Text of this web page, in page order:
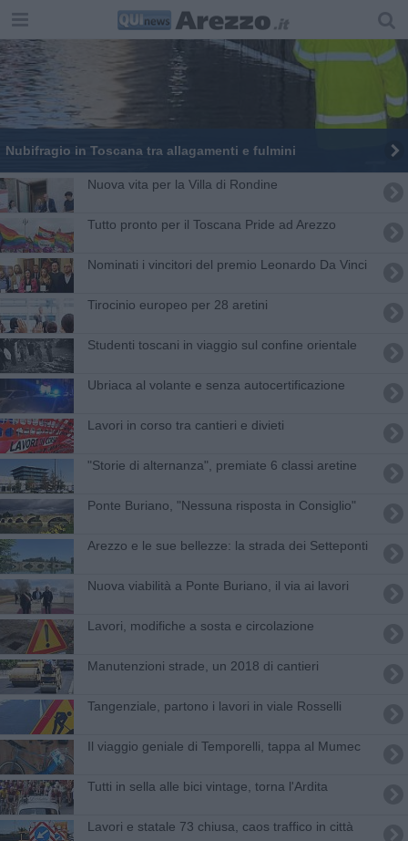
Nubifragio in Toscana tra allagamenti e fulmini
​Nuova vita per la Villa di Rondine
Tutto pronto per il Toscana Pride ad Arezzo
Nominati i vincitori del premio Leonardo Da Vinci
Tirocinio europeo per 28 aretini
Studenti toscani in viaggio sul confine orientale
Ubriaca al volante e senza autocertificazione
​Lavori in corso tra cantieri e divieti
"Storie di alternanza", premiate 6 classi aretine
Ponte Buriano, "Nessuna risposta in Consiglio"
Arezzo e le sue bellezze: la strada dei Setteponti
Nuova viabilità a Ponte Buriano, il via ai lavori
Lavori, modifiche a sosta e circolazione
Manutenzioni strade, un 2018 di cantieri
Tangenziale, partono i lavori in viale Rosselli
Il viaggio geniale di Temporelli, tappa al Mumec
Tutti in sella alle bici vintage, torna l'Ardita
Lavori e statale 73 chiusa, caos traffico in città